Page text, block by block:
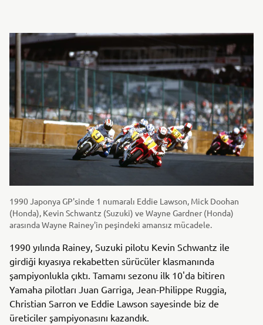
1990 Japonya GP'sinde 1 numaralı Eddie Lawson, Mick Doohan
(Honda), Kevin Schwantz (Suzuki) ve Wayne Gardner (Honda)
arasında Wayne Rainey'in peşindeki amansız mücadele.
1990 yılında Rainey, Suzuki pilotu Kevin Schwantz ile
girdiği kıyasıya rekabetten sürücüler klasmanında
şampiyonlukla çıktı. Tamamı sezonu ilk 10'da bitiren
Yamaha pilotları Juan Garriga, Jean-Philippe Ruggia,
Christian Sarron ve Eddie Lawson sayesinde biz de
üreticiler şampiyonasını kazandık.